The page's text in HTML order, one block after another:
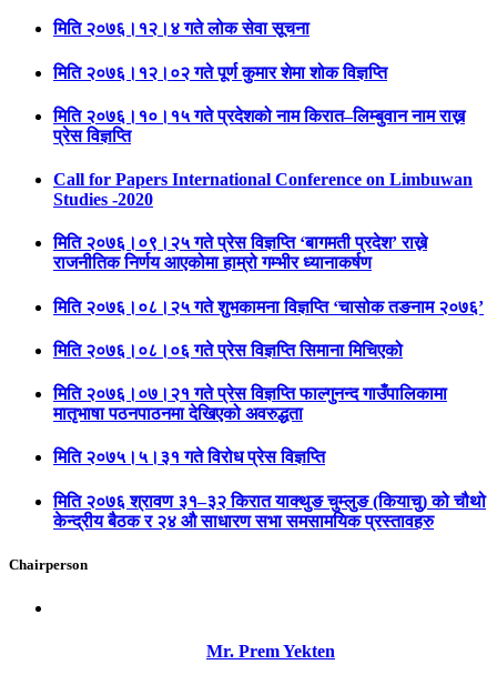
मिति २०७६।१२।४ गते लोक सेवा सूचना
मिति २०७६।१२।०२ गते पूर्ण कुमार शेमा शोक विज्ञप्ति
मिति २०७६।१०।१५ गते प्रदेशको नाम किरात–लिम्बुवान नाम राख्न
प्रेस विज्ञप्ति
Call for Papers International Conference on Limbuwan
Studies -2020
मिति २०७६।०९।२५ गते प्रेस विज्ञप्ति ‘बागमती प्रदेश’ राख्ने
राजनीतिक निर्णय आएकोमा हाम्रो गम्भीर ध्यानाकर्षण
मिति २०७६।०८।२५ गते शुभकामना विज्ञप्ति ‘चासोक तङनाम २०७६’
मिति २०७६।०८।०६ गते प्रेस विज्ञप्ति सिमाना मिचिएको
मिति २०७६।०७।२१ गते प्रेस विज्ञप्ति फाल्गुनन्द गाउँपालिकामा
मातृभाषा पठनपाठनमा देखिएको अवरुद्धता
मिति २०७५।५।३१ गते विरोध प्रेस विज्ञप्ति
मिति २०७६ श्रावण ३१–३२ किरात याक्थुङ चुम्लुङ (कियाचु) को चौथो
केन्द्रीय बैठक र २४ औ साधारण सभा समसामयिक प्रस्तावहरु
Chairperson
Mr. Prem Yekten